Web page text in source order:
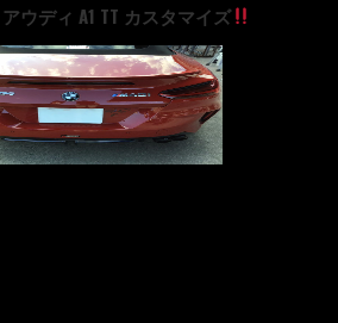
アウディ A1 TT カスタマイズ